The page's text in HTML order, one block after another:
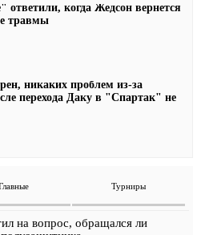
ответили, когда Жедсон вернется
травмы
никаких проблем из-за
перехода Даку в "Спартак" не
Турниры
на вопрос, обращался ли